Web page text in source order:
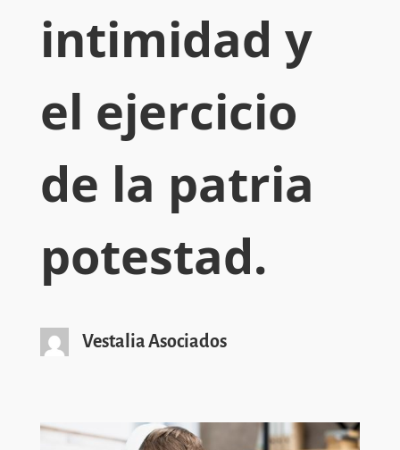
intimidad y
el ejercicio
de la patria
potestad.
Vestalia Asociados